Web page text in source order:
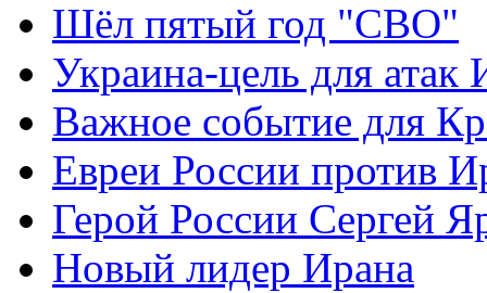
Шёл пятый год "СВО"
Украина-цель для атак
Важное событие для
Евреи России против
Герой России Сергей
Новый лидер Ирана